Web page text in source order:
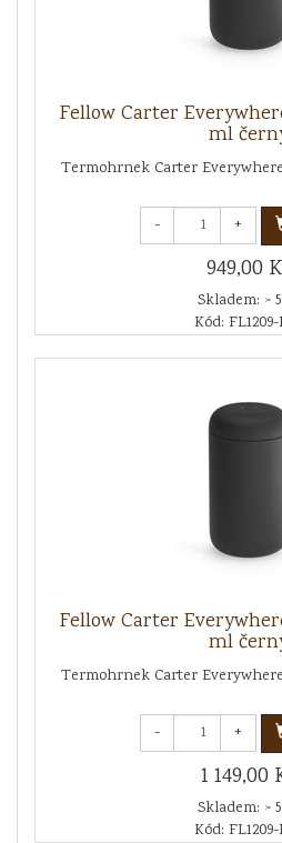
Fellow Carter
ml
Termohrnek Carter
- +
949,00
Skladem: >
Kód: FL1209-
Fellow Carter
ml
Termohrnek Carter
- +
1 149,00
Skladem: >
Kód: FL1209-